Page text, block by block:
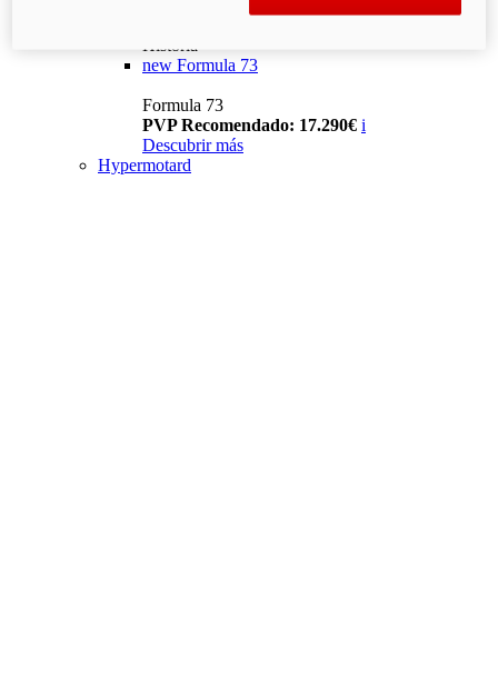
Historia
new Formula 73
Formula 73
PVP Recomendado: 17.290€ i
Descubrir más
Hypermotard